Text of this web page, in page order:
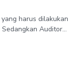
harus dilakukan
Auditor...